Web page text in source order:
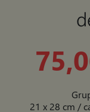
21 x 28 cm /